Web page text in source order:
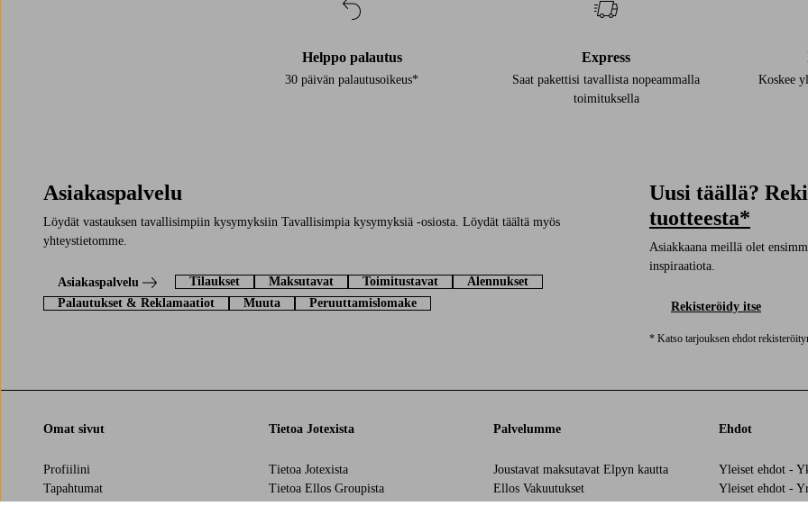
Helppo palautus
30 päivän palautusoikeus*
Express
Saat pakettisi tavallista nopeammalla
toimituksella
Koskee
Uusi täällä?
tuotteesta*
Asiakkaana meillä olet
inspiraatiota.
Rekisteröidy itse
* Katso tarjouksen ehdot
Asiakaspalvelu
Löydät vastauksen tavallisimpiin kysymyksiin Tavallisimpia kysymyksiä -osiosta. Löydät täältä myös
yhteystietomme.
Asiakaspalvelu Tilaukset Maksutavat Toimitustavat
Alennukset
Palautukset & Reklamaatiot
Muuta Peruuttamislomake
Omat sivut
Profiilini
Tapahtumat
Tietoa Jotexista
Tietoa Jotexista
Tietoa Ellos Groupista
Palvelumme
Joustavat maksutavat Elpyn kautta
Ellos Vakuutukset
Ehdot
Yleiset ehdot -
Yleiset ehdot -